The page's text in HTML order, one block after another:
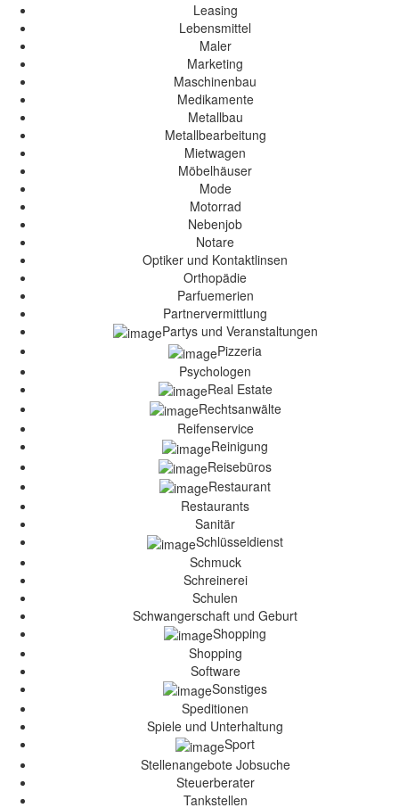
Leasing
Lebensmittel
Maler
Marketing
Maschinenbau
Medikamente
Metallbau
Metallbearbeitung
Mietwagen
Möbelhäuser
Mode
Motorrad
Nebenjob
Notare
Optiker und Kontaktlinsen
Orthopädie
Parfuemerien
Partnervermittlung
Partys und Veranstaltungen
Pizzeria
Psychologen
Real Estate
Rechtsanwälte
Reifenservice
Reinigung
Reisebüros
Restaurant
Restaurants
Sanitär
Schlüsseldienst
Schmuck
Schreinerei
Schulen
Schwangerschaft und Geburt
Shopping
Shopping
Software
Sonstiges
Speditionen
Spiele und Unterhaltung
Sport
Stellenangebote Jobsuche
Steuerberater
Tankstellen